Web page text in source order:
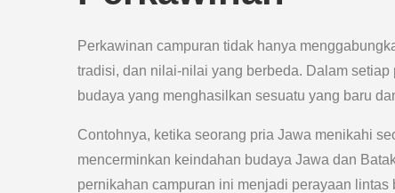
Perkawinan campuran tidak hanya
tradisi, dan nilai-nilai yang berbeda. Dalam
budaya yang menghasilkan sesuatu yang baru
Contohnya, ketika seorang pria Jawa menikahi
mencerminkan keindahan budaya Jawa dan
pernikahan campuran ini menjadi perayaan lintas